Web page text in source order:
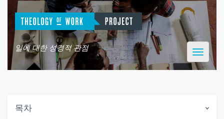
일에 대한 성경적 관점
Toggle
목차